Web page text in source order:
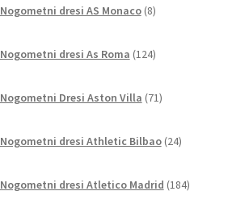
Nogometni dresi AS Monaco 8izdelkov
Nogometni dresi As Roma 124izdelkov
Nogometni Dresi Aston Villa 71izdelkov
Nogometni dresi Athletic Bilbao 24izdelkov
Nogometni dresi Atletico Madrid 184izdelkov